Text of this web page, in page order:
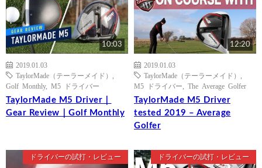
10:03
2019.01.03
TaylorMade（テーラーメイド）
Golf Monthly, M5 ドライバー
TaylorMade M5 Driver｜
Gear Review｜Golf Monthly
12:20
2019.01.03
TaylorMade（テーラーメイド）
M5 ドライバー
The Average Golfer
TaylorMade M5 Driver
tested 2019 – Average
Golfer
ドライバーの試打・レビュー ドライバーの試打・レビュー